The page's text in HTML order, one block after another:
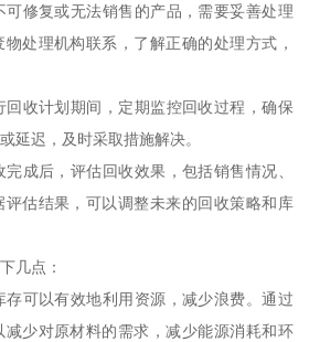
修复或无法销售的产品，需要妥善处理
处理机构联系，了解正确的处理方式，
回收计划期间，定期监控回收过程，确保
延迟，及时采取措施解决。
成后，评估回收效果，包括销售情况、
评估结果，可以调整未来的回收策略和库
几点：
存可以有效地利用资源，减少浪费。通过
减少对原材料的需求，减少能源消耗和环